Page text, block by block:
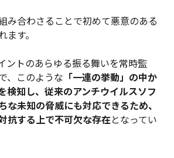
み合わさることで初めて悪意のある
す。
ントのあらゆる振る舞いを常時監
、このような 「一連の挙動」の中か
検知し、従来のアンチウイルスソフ
な未知の脅威にも対応できるため、
抗する上で不可欠な存在となってい